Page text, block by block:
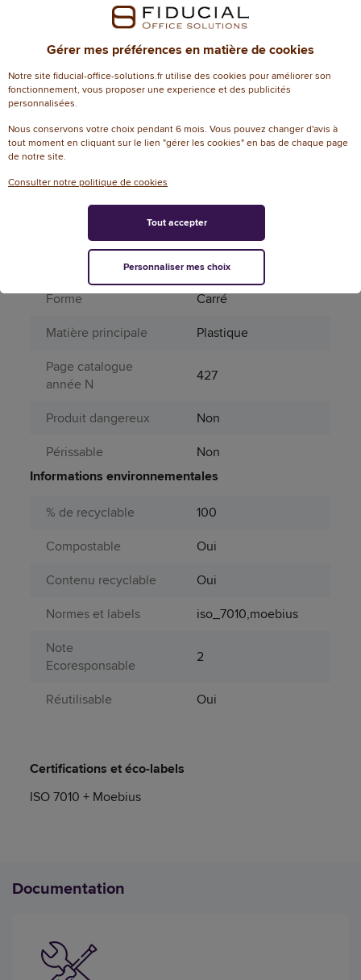
Référence fabricant
67005E
Attributs spécifiques
Aérosol
Non
Couleur (sauvegarde
PRO185)
Désignation longue
fournisseur
Panneau PVC
adhésif Point de
rassemblement
20x20 cm - Vert
Forme
Carré
Matière principale
Plastique
Page catalogue
année N
427
Produit dangereux
Non
Périssable
Non
Informations environnementales
% de recyclable
100
Compostable
Oui
Contenu recyclable
Oui
Normes et labels
iso_7010,moebius
Note
Ecoresponsable
2
Réutilisable Oui
Certifications et éco-labels
ISO 7010 + Moebius
Documentation
Gérer mes préférences en matière de cookies
Notre site fiducial-office-solutions.fr utilise des cookies pour améliorer son
fonctionnement, vous proposer une experience et des publicités
personnalisées.
Nous conservons votre choix pendant 6 mois. Vous pouvez changer d'avis à
tout moment en cliquant sur le lien "gérer les cookies" en bas de chaque page
de notre site.
Consulter notre politique de cookies
Personnaliser mes choix
Tout accepter